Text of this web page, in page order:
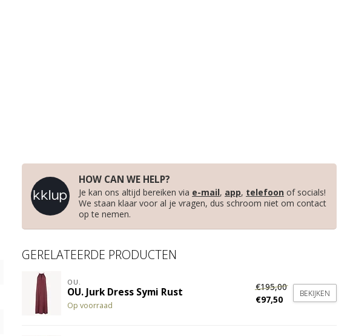
HOW CAN WE HELP?
Je kan ons altijd bereiken via e-mail, app, telefoon of socials!
We staan klaar voor al je vragen, dus schroom niet om contact
op te nemen.
GERELATEERDE PRODUCTEN
OU.
OU. Jurk Dress Symi Rust
Op voorraad
€195,00
€97,50
BEKIJKEN